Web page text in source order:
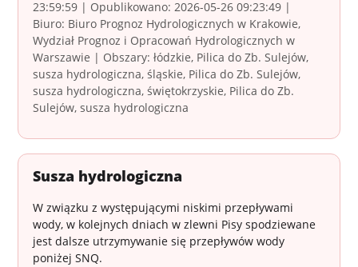
23:59:59 | Opublikowano: 2026-05-26 09:23:49 |
Biuro: Biuro Prognoz Hydrologicznych w Krakowie,
Wydział Prognoz i Opracowań Hydrologicznych w
Warszawie | Obszary: łódzkie, Pilica do Zb. Sulejów,
susza hydrologiczna, śląskie, Pilica do Zb. Sulejów,
susza hydrologiczna, świętokrzyskie, Pilica do Zb.
Sulejów, susza hydrologiczna
Susza hydrologiczna
W związku z występującymi niskimi przepływami
wody, w kolejnych dniach w zlewni Pisy spodziewane
jest dalsze utrzymywanie się przepływów wody
poniżej SNQ.